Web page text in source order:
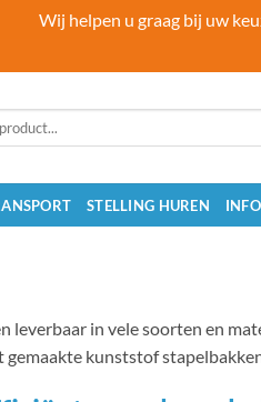
Wij helpen u graag bij uw
STELLING HUREN
leverbaar in vele soorten en
kunststof